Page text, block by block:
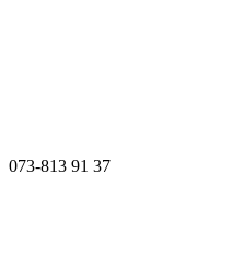
Telefonnummer
073-813 91 37